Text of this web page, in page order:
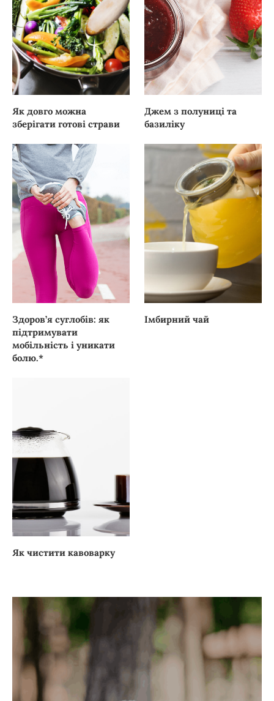
Як довго можна
зберігати готові страви
Джем з полуниці та
базиліку
Здоров’я суглобів: як
підтримувати
мобільність і уникати
болю.*
Імбирний чай
Як чистити кавоварку